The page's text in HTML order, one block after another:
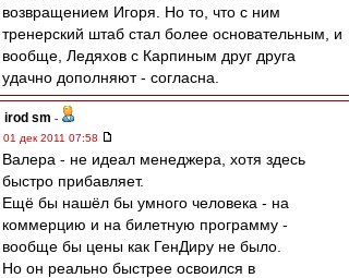
возвращением Игоря. Но то, что с ним
тренерский штаб стал более основательным, и
вообще, Ледяхов с Карпиным друг друга
удачно дополняют - согласна.
irod sm -
01 дек 2011 07:58
Валера - не идеал менеджера, хотя здесь
быстро прибавляет.
Ещё бы нашёл бы умного человека - на
коммерцию и на билетную программу -
вообще бы цены как ГенДиру не было.
Но он реально быстрее освоился в